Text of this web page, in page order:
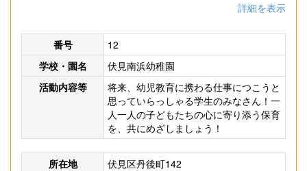
詳細を表示
番号
12
学校・園名
伏見南浜幼稚園
活動内容等
将来、幼児教育に携わる仕事につこうと
思っていらっしゃる学生のみなさん！一
人一人の子どもたちの心に寄り添う保育
を、共にめざしましょう！
所在地 伏見区丹後町142